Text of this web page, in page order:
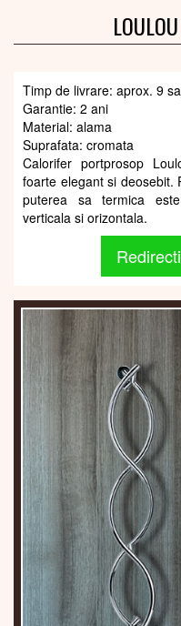
Timp de livrare: aprox. 9
Garantie: 2 ani
Material: alama
Suprafata: cromata
Calorifer portprosop
foarte elegant si deosebit.
puterea sa termica
verticala si orizontala.